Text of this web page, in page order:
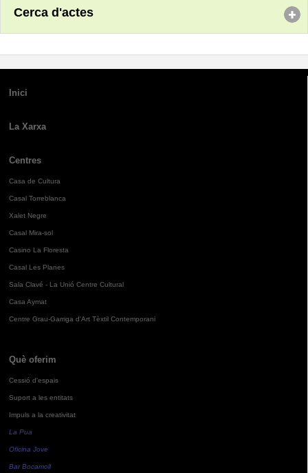
Cerca d'actes
Inici
La Xarxa
Centres
Casa de Cultura
Casal Torreblanca
Xalet Negre
Casal Mira-sol
Casino La Floresta
Casal Les Planes
Sala Clavé - La Unió Centre Cultural
Casa Aymat
Centre Grau-Garriga d'Art Tèxtil Contemporani
Què oferim
Cessió d'espais
Suport a les entitats
Impuls a la creativitat
La Pua
Oficina Jove
Bar Bocamoll